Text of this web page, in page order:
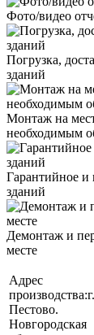
Фото/видео
Погрузка,
зданий
Монтаж на
необходимым
Гарантийное и
зданий
Демонтаж и
месте
Адрес
производства:г.
Пестово.
Новгородская